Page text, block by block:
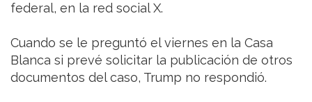
federal, en la red social X.
Cuando se le preguntó el viernes en la Casa
Blanca si prevé solicitar la publicación de otros
documentos del caso, Trump no respondió.